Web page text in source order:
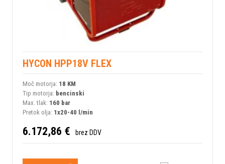
HYCON HPP18V FLEX
Moč motorja: 18 KM
Tip motorja: bencinski
Max. tlak: 160 bar
Pretok olja: 1x20-40 l/min
6.172,86 € brez DDV